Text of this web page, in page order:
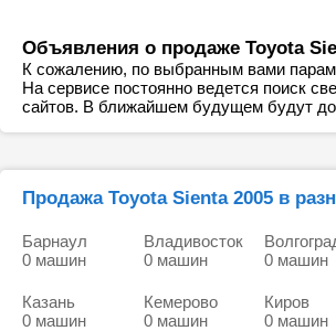
Объявления о продаже Toyota
К сожалению, по выбранным вами
На сервисе постоянно ведется поиск
сайтов. В ближайшем будущем будут
Продажа Toyota Sienta 2005 в
Барнаул
0 машин
Владивосток
0 машин
0 машин
Казань
0 машин
Кемерово
0 машин
Киров
0 машин